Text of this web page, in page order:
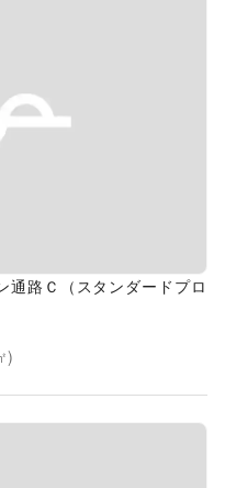
通路Ｃ（スタンダードプロ
)